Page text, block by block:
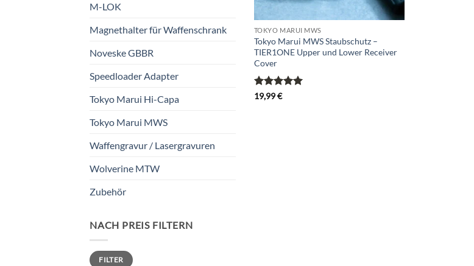
M-LOK
Magnethalter für Waffenschrank
Noveske GBBR
Speedloader Adapter
Tokyo Marui Hi-Capa
Tokyo Marui MWS
Waffengravur / Lasergravuren
Wolverine MTW
Zubehör
NACH PREIS FILTERN
Min.
Preis
Max.
PreisFILTER
TOKYO MARUI MWS
Tokyo Marui MWS Staubschutz –
TIER1ONE Upper und Lower Receiver
Cover
Bewertet
19,99€